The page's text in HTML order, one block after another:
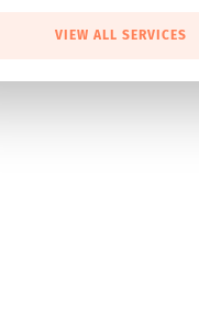
VIEW ALL SERVICES